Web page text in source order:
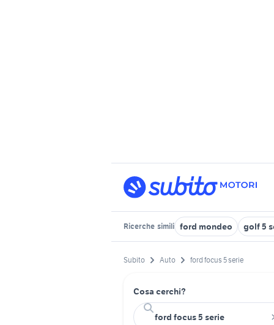
Ricerche simili ford mondeo golf 5
Subito Auto ford focus 5 serie
Cosa cerchi?